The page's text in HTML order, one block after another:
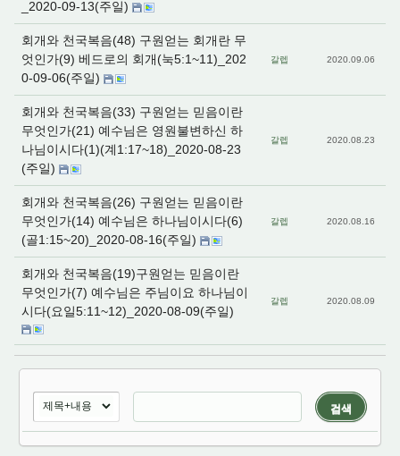
_2020-09-13(주일)
회개와 천국복음(48) 구원얻는 회개란 무
엇인가(9) 베드로의 회개(눅5:1~11)_202
0-09-06(주일)
갈렙 2020.09.06
회개와 천국복음(33) 구원얻는 믿음이란
무엇인가(21) 예수님은 영원불변하신 하
나님이시다(1)(계1:17~18)_2020-08-23
(주일)
갈렙 2020.08.23
회개와 천국복음(26) 구원얻는 믿음이란
무엇인가(14) 예수님은 하나님이시다(6)
(골1:15~20)_2020-08-16(주일)
갈렙 2020.08.16
회개와 천국복음(19)구원얻는 믿음이란
무엇인가(7) 예수님은 주님이요 하나님이
시다(요일5:11~12)_2020-08-09(주일)
갈렙 2020.08.09
검색